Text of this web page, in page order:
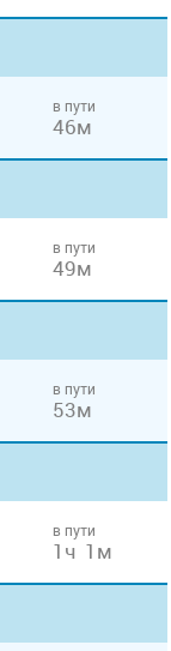
в пути
46м
в пути
49м
в пути
53м
в пути
1ч 1м